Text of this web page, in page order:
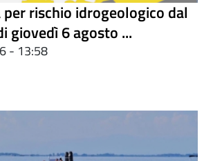
rischio idrogeologico dal
giovedì 6 agosto ...
- 13:58